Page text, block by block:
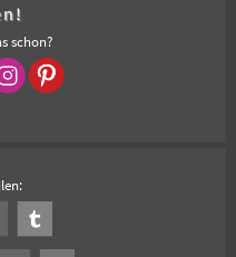
schon?